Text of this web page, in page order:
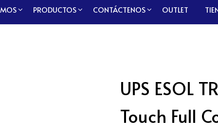
PRODUCTOS CONTÁCTENOS OUTLET
UPS ESOL
Touch Full